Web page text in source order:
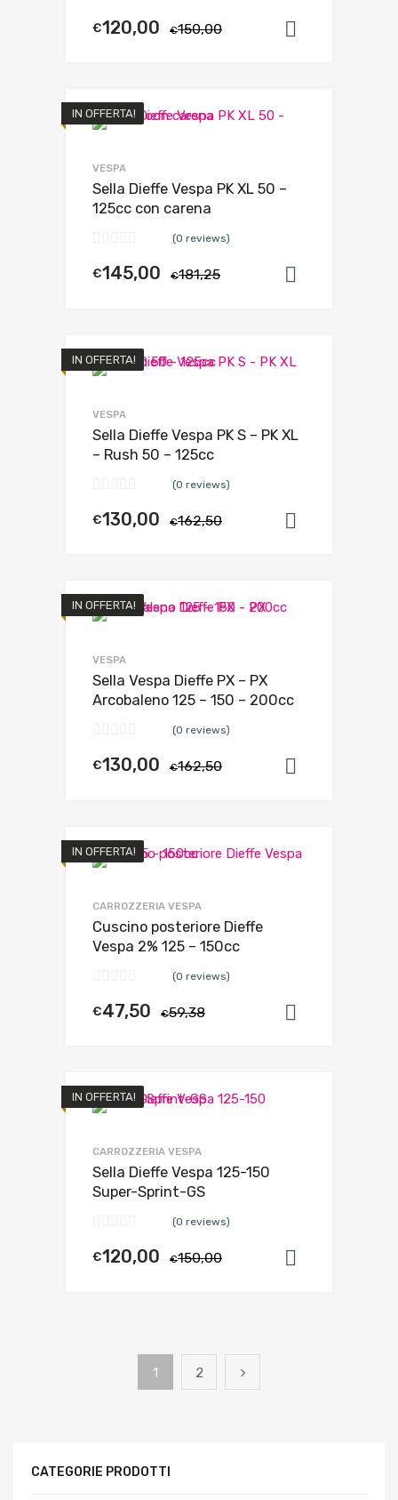
€150,00
€120,00
IN OFFERTA!
VESPA
Sella Dieffe Vespa PK XL 50 –
125cc con carena
(0 reviews)
€181,25
€145,00
IN OFFERTA!
VESPA
Sella Dieffe Vespa PK S – PK XL
– Rush 50 – 125cc
(0 reviews)
€162,50
€130,00
IN OFFERTA!
VESPA
Sella Vespa Dieffe PX – PX
Arcobaleno 125 – 150 – 200cc
(0 reviews)
€162,50
€130,00
IN OFFERTA!
CARROZZERIA VESPA
Cuscino posteriore Dieffe
Vespa 2% 125 – 150cc
(0 reviews)
€59,38
€47,50
IN OFFERTA!
CARROZZERIA VESPA
Sella Dieffe Vespa 125-150
Super-Sprint-GS
(0 reviews)
€150,00
€120,00
1 2
CATEGORIE PRODOTTI